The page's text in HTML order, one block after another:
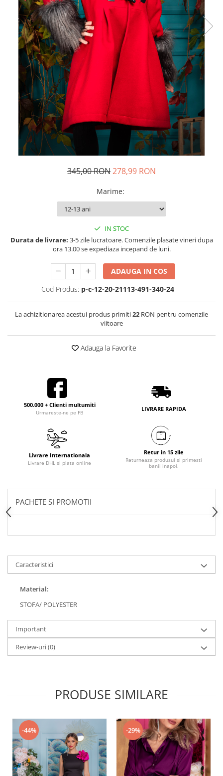
Rochii din dantela
Rochii din tafta
Rochii cu paiete
Rochii din tul
Rochii din catifea
Rochii din Barbie/Bistrech
Rochii din saten
Rochii voal
Rochii cu imprimeu
345,00 RON278,99 RON
Marime:
IN STOC
Durata de livrare: 3-5 zile lucratoare. Comenzile plasate vineri dupa
ora 13.00 se expediaza incepand de luni.
ADAUGA IN COS
Cod Produs: p-c-12-20-21113-491-340-24
La achizitionarea acestui produs primiti22 RON pentru comenzile
viitoare
Adauga la Favorite
500.000 + Clienti multumiti
Urmareste-ne pe FB
LIVRARE RAPIDA
Livrare Internationala
Livrare DHL si plata online
Retur in 15 zile
Returneaza produsul si primesti
banii inapoi.
PACHETE SI PROMOTII
Caracteristici
Material:
STOFA/ POLYESTER
Important
Review-uri(0)
PRODUSE SIMILARE
-44% -29%